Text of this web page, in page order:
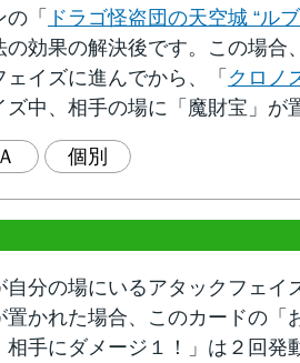
「
ドラゴ怪盗団の天空城 “ル
の効果の解決後です。この場合
ェイズに進んでから、「 クロノ
ズ中、相手の場に「魔財宝」が
個別
自分の場にいるアタックフェイ
置かれた場合、このカードの
相手にダメージ１！」は２回発